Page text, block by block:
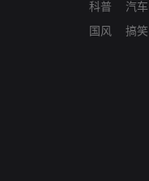
科普
国风
汽车
搞笑